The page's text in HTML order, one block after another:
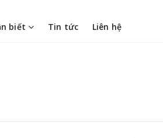
biết Tin tức Liên hệ